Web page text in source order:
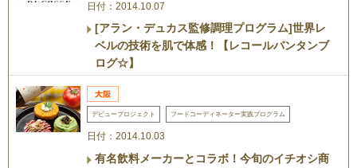
日付：2014.10.07
[アラン・デュカス監修調理プログラム]世界レ
ベルの技術を肌で体感！【レコールバンタンブ
ログ☆】
デビュープロジェクト フードコーディネーター実践プログラム
日付：2014.10.03
有名飲料メーカーとコラボ！今旬のイチオシ商